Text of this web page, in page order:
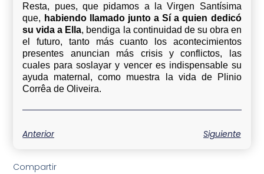
Resta, pues, que pidamos a la Virgen Santísima
que, habiendo llamado junto a Sí a quien dedicó
su vida a Ella, bendiga la continuidad de su obra en
el futuro, tanto más cuanto los acontecimientos
presentes anuncian más crisis y conflictos, las
cuales para soslayar y vencer es indispensable su
ayuda maternal, como muestra la vida de Plinio
Corrêa de Oliveira.
Anterior Siguiente
Compartir